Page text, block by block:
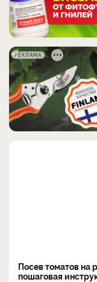
РЕКЛАМА
Посев томатов на
пошаговая